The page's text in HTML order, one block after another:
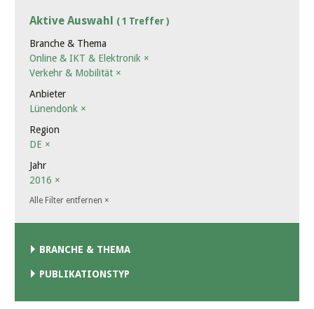
Aktive Auswahl ( 1 Treffer )
Branche & Thema
Online & IKT & Elektronik ×
Verkehr & Mobilität ×
Anbieter
Lünendonk ×
Region
DE ×
Jahr
2016 ×
Alle Filter entfernen ×
BRANCHE & THEMA
PUBLIKATIONSTYP